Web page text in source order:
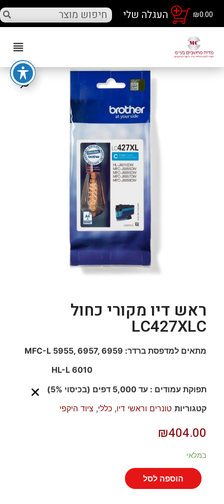
₪0.00
ראש דיו מקורי כחול
LC427XLC
מתאים למדפסת ברדר: MFC-L 5955, 6957, 6959
תפוקת עמודים : עד 5,000 דפים (בכיסוי 5%)
קטגוריות טונרים וראשי דיו, כללי, ציוד היקפי
₪404.00
במלאי
הוספה לסל